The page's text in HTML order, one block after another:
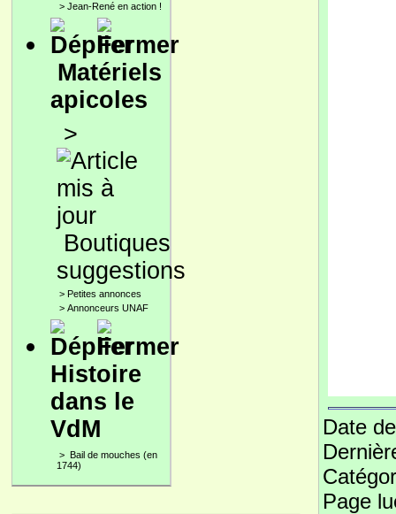
> Jean-René en action !
Matériels
apicoles
>
Boutiques
suggestions
> Petites annonces
> Annonceurs UNAF
Histoire
dans le
VdM
> Bail de mouches (en
1744)
Date
Page